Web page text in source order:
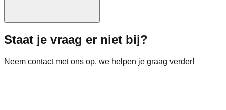
Staat je vraag er niet bij?
Neem contact met ons op, we helpen je graag verder!